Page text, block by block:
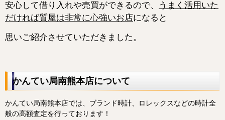
安心して借り入れや売買ができるので、
うまく活用いた
だければ質屋は非常に心強いお店になると
思いご紹介させていただきました。
かんてい局南熊本店について
かんてい局南熊本店では、ブランド時計、ロレックスなどの時計全
般の高額査定を行っております！